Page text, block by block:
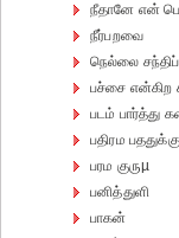
நீதானே என்
நீர்பறவை
நெல்லை
பச்சை என்கிற
படம் பார்த்து
பதிரம
பரம குருµ
பனித்துளி
பாகன்